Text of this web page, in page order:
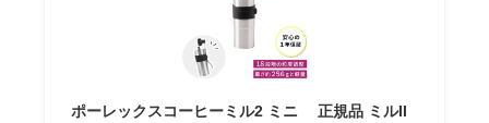
ポーレックスコーヒーミル2 ミニ 正規品 ミルII